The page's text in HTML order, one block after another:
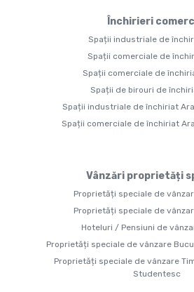
Închirieri
Spații industriale de
Spații comerciale de
Spații comerciale de
Spații de birouri de
Spații industriale de închiriat
Spații comerciale de închiriat
Vânzări proprietăți
Proprietăți speciale de
Proprietăți speciale de
Hoteluri / Pensiuni de
Proprietăți speciale de vânzare
Proprietăți speciale de vânzare
Studentesc